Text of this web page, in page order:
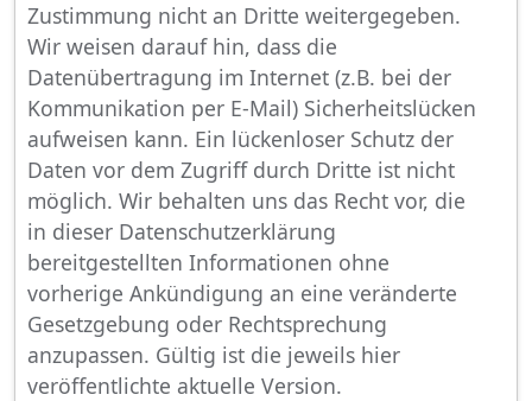
Zustimmung nicht an Dritte weitergegeben.
Wir weisen darauf hin, dass die
Datenübertragung im Internet (z.B. bei der
Kommunikation per E-Mail) Sicherheitslücken
aufweisen kann. Ein lückenloser Schutz der
Daten vor dem Zugriff durch Dritte ist nicht
möglich. Wir behalten uns das Recht vor, die
in dieser Datenschutzerklärung
bereitgestellten Informationen ohne
vorherige Ankündigung an eine veränderte
Gesetzgebung oder Rechtsprechung
anzupassen. Gültig ist die jeweils hier
veröffentlichte aktuelle Version.